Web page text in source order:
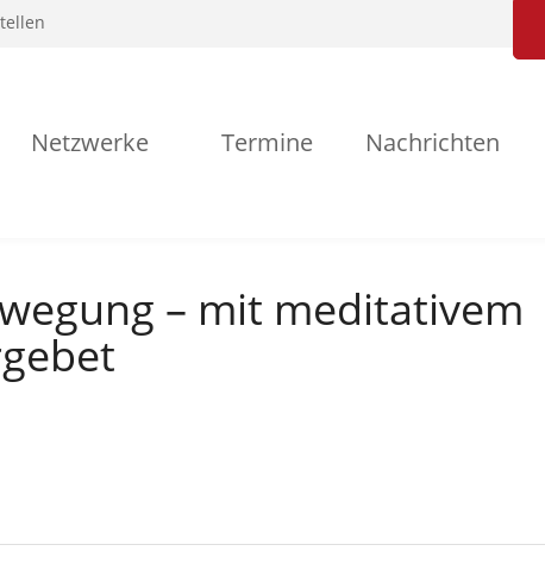
Netzwerke Termine Nachrichten
– mit meditativem